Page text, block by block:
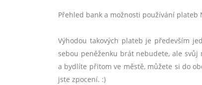
Přehled bank a možnosti používání plateb
Výhodou takových plateb je především
sebou peněženku brát nebudete, ale
a bydlíte přitom ve městě, můžete si do
jste zpocení. :)